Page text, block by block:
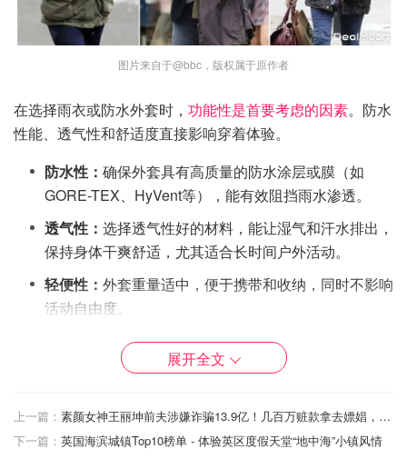
图片来自于@bbc，版权属于原作者
在选择雨衣或防水外套时， 功能性是首要考虑的因素。防水
性能、透气性和舒适度直接影响穿着体验。
防水性： 确保外套具有高质量的防水涂层或膜（如
GORE-TEX、HyVent等），能有效阻挡雨水渗透。
透气性： 选择透气性好的材料，能让湿气和汗水排出，
保持身体干爽舒适，尤其适合长时间户外活动。
轻便性： 外套重量适中，便于携带和收纳，同时不影响
活动自由度。
2. 雨衣/防水外套的款式与设计
展开全文
上一篇：
素颜女神王丽坤前夫涉嫌诈骗13.9亿！几百万赃款拿去嫖娼，还给多位女星转账超百万！
下一篇： 英国海滨城镇Top10榜单 - 体验英区度假天堂“地中海”小镇风情